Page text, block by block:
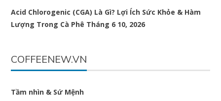
Acid Chlorogenic (CGA) Là Gì? Lợi Ích Sức Khỏe & Hàm
Lượng Trong Cà Phê Tháng 6 10, 2026
COFFEENEW.VN
Tầm nhìn & Sứ Mệnh